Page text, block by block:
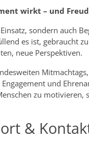
wirkt – und
sondern auch
es ist, gebraucht
neue Perspektiven.
und
zu
&